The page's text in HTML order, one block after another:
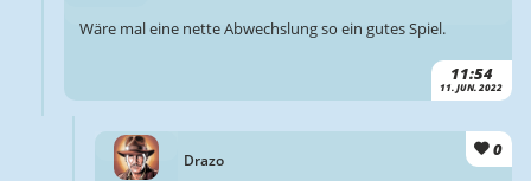
11:54
11. JUN. 2022
Wäre mal eine nette Abwechslung so ein gutes Spiel.
Drazo
0